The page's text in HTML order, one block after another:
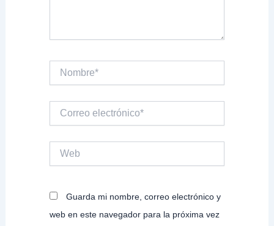
electrónico*
Guarda mi nombre, correo electrónico y
web en este navegador para la próxima vez